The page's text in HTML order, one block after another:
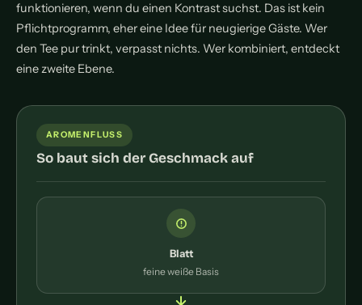
funktionieren, wenn du einen Kontrast suchst. Das ist kein
Pflichtprogramm, eher eine Idee für neugierige Gäste. Wer
den Tee pur trinkt, verpasst nichts. Wer kombiniert, entdeckt
eine zweite Ebene.
AROMENFLUSS
So baut sich der Geschmack auf
Blatt
feine weiße Basis